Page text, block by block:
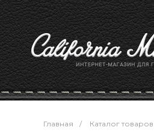
Главная / Каталог товаров